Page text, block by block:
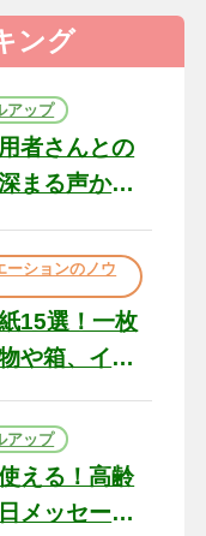
ング
アップ
者さんとの
まる声かけ
22）
ーションのノウ
15選！一枚
や箱、イン
アップ
える！高齢
メッセージ